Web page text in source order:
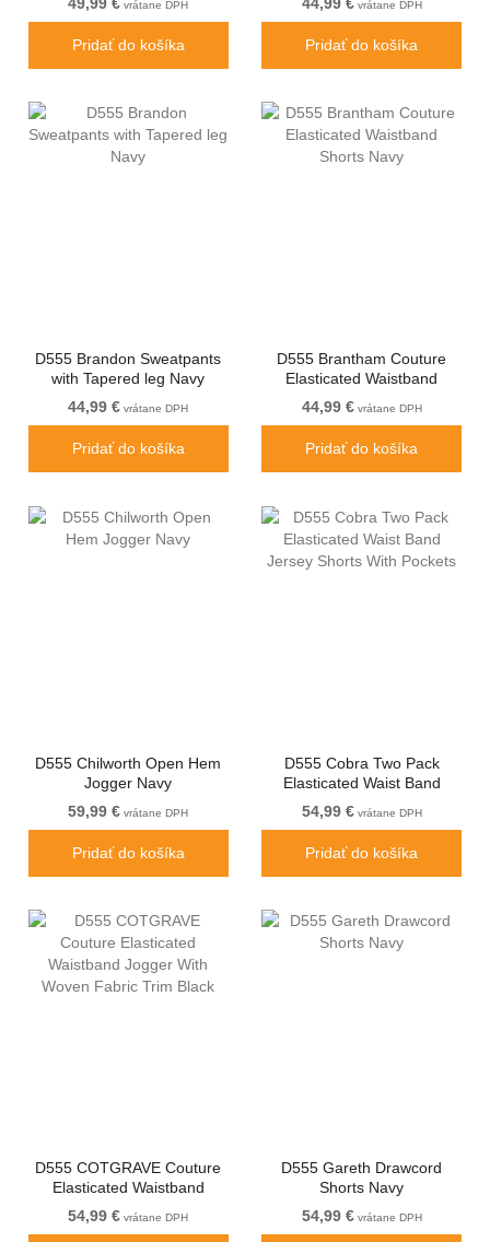
vrátane DPH
Pridať do košíka
vrátane DPH
Pridať do košíka
D555 Brandon Sweatpants
with Tapered leg Navy
44,99 € vrátane DPH
Pridať do košíka
D555 Brantham Couture
Elasticated Waistband
Shorts Navy
44,99 €vrátane DPH
Pridať do košíka
D555 Chilworth Open Hem
Jogger Navy
59,99 € vrátane DPH
Pridať do košíka
D555 Cobra Two Pack
Elasticated Waist Band
Jersey Shorts With Pockets
54,99 €vrátane DPH
Pridať do košíka
D555 COTGRAVE Couture
Elasticated Waistband
Jogger With Woven Fabric
Trim Black
54,99 € vrátane DPH
D555 Gareth Drawcord
Shorts Navy
54,99 €vrátane DPH